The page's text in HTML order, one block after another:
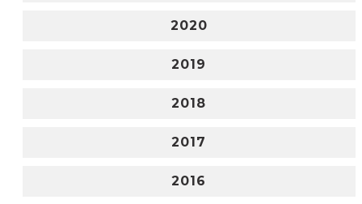
2020
2019
2018
2017
2016